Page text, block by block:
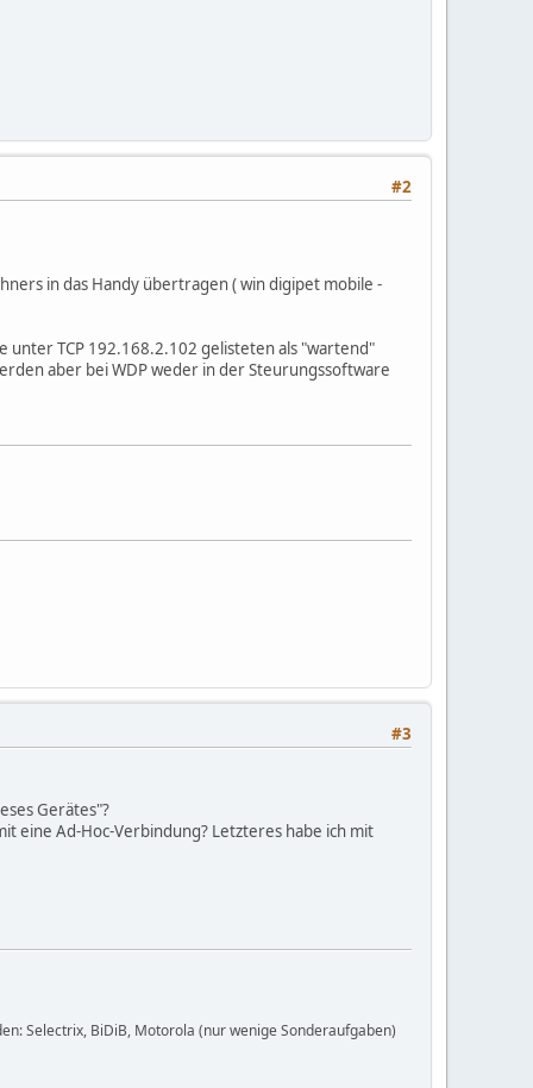
#2
in das Handy übertragen ( win digipet mobile -
unter TCP 192.168.2.102 gelisteten als "wartend"
aber bei WDP weder in der Steurungssoftware
#3
Gerätes"?
eine Ad-Hoc-Verbindung? Letzteres habe ich mit
Selectrix, BiDiB, Motorola (nur wenige Sonderaufgaben)